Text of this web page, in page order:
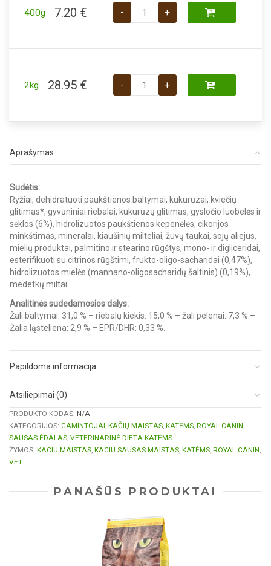
400g 7.20 € -
produkto kiekis: Royal Canin VD
+
2kg 28.95 € -
produkto kiekis: Royal Canin VD
+
Aprašymas
Sudėtis:
Ryžiai, dehidratuoti paukštienos baltymai, kukurūzai, kviečių
glitimas*, gyvūniniai riebalai, kukurūzų glitimas, gysločio luobelės ir
sėklos (6%), hidrolizuotos paukštienos kepenėlės, cikorijos
minkštimas, mineralai, kiaušinių milteliai, žuvų taukai, sojų aliejus,
mielių produktai, palmitino ir stearino rūgštys, mono- ir digliceridai,
esterifikuoti su citrinos rūgštimi, frukto-oligo-sacharidai (0,47%),
hidrolizuotos mielės (mannano-oligosacharidų šaltinis) (0,19%),
medetkų miltai.
Analitinės sudedamosios dalys:
Žali baltymai: 31,0 % – riebalų kiekis: 15,0 % – žali pelenai: 7,3 % –
Žalia ląsteliena: 2,9 % – EPR/DHR: 0,33 %.
Papildoma informacija
Atsiliepimai (0)
PRODUKTO KODAS: N/A
KATEGORIJOS: GAMINTOJAI KAČIŲ MAISTAS KATĖMS ROYAL CANIN
SAUSAS ĖDALAS VETERINARINĖ DIETA KATĖMS
ŽYMOS: KACIU MAISTAS KACIU SAUSAS MAISTAS KATĖMS ROYAL CANIN
VET
PANAŠŪS PRODUKTAI